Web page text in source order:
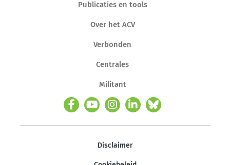
Publicaties en tools
Over het ACV
Verbonden
Centrales
Militant
Disclaimer